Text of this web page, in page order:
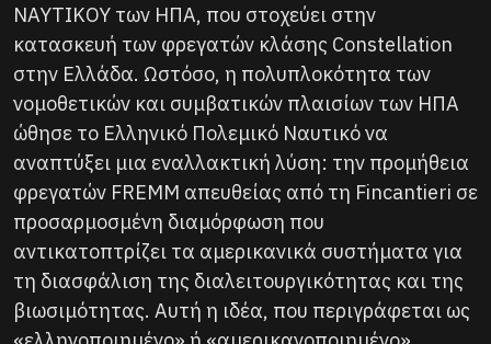
ΝΑΥΤΙΚΟΥ των ΗΠΑ, που στοχεύει στην
κατασκευή των φρεγατών κλάσης Constellation
στην Ελλάδα. Ωστόσο, η πολυπλοκότητα των
νομοθετικών και συμβατικών πλαισίων των ΗΠΑ
ώθησε το Ελληνικό Πολεμικό Ναυτικό να
αναπτύξει μια εναλλακτική λύση: την προμήθεια
φρεγατών FREMM απευθείας από τη Fincantieri σε
προσαρμοσμένη διαμόρφωση που
αντικατοπτρίζει τα αμερικανικά συστήματα για
τη διασφάλιση της διαλειτουργικότητας και της
βιωσιμότητας. Αυτή η ιδέα, που περιγράφεται ως